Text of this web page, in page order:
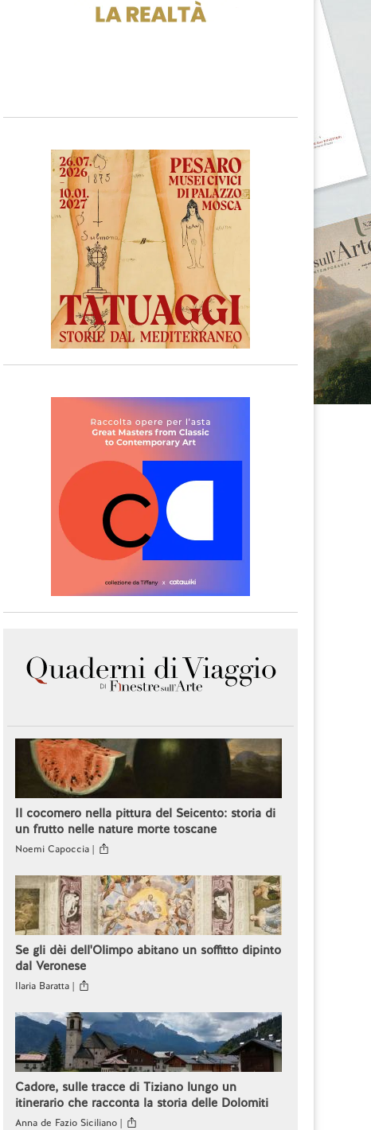
Il cocomero nella pittura del Seicento: storia di
un frutto nelle nature morte toscane
Noemi Capoccia |
Se gli dèi dell'Olimpo abitano un soffitto dipinto
dal Veronese
Ilaria Baratta |
Cadore, sulle tracce di Tiziano lungo un
itinerario che racconta la storia delle Dolomiti
Anna de Fazio Siciliano |